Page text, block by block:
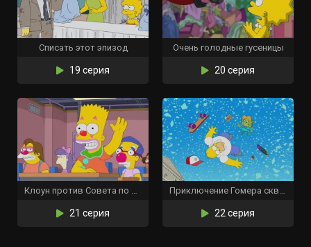
Списать этот эпизод
19 серия
Очень голодные гусеницы
20 серия
Клоун против Совета по образованию
21 серия
Приключение Гомера сквозь ветровое стекло
22 серия